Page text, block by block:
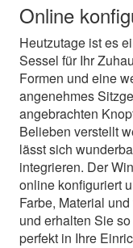
Online
Heutzutage ist es
Sessel für Ihr
Formen und eine
angenehmes
angebrachten
Belieben verstellt
lässt sich
integrieren. Der
online konfiguriert
Farbe, Material
und erhalten Sie
perfekt in Ihre